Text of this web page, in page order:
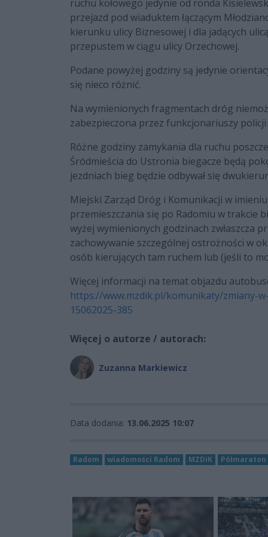
ruchu kołowego jedynie od ronda
przejazd pod wiaduktem łączącym
kierunku ulicy Biznesowej i dla jadących
przepustem w ciągu ulicy Orzechowej.
Podane powyżej godziny są jedynie
się nieco różnić.
Na wymienionych fragmentach dróg
zabezpieczona przez funkcjonariuszy
Różne godziny zamykania dla ruchu
Śródmieścia do Ustronia biegacze będą
jezdniach bieg będzie odbywał się
Miejski Zarząd Dróg i Komunikacji w
przemieszczania się po Radomiu w trakcie
wyżej wymienionych godzinach zwłaszcza
zachowywanie szczególnej ostrożności w
osób kierujących tam ruchem lub (jeśli to
Więcej informacji na temat objazdu
https://www.mzdik.pl/komunikaty/zmiany-
15062025-385
Więcej o autorze / autorach:
Zuzanna Markiewicz
Data dodania: 13.06.2025 10:07
Radom wiadomości Radom MZDiK